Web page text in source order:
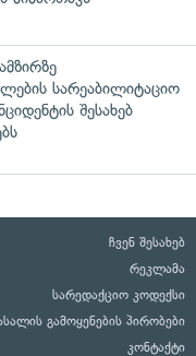
სარეაბილიტაციო
შესახებ
ჩვენ შესახებ
რეკლამა
სარედაქციო კოდექსი
გამოყენების პირობები
კონტაქტი